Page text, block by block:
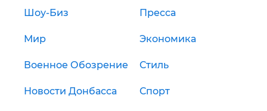
Шоу-Биз Пресса
Мир Экономика
Военное Обозрение Стиль
Новости Донбасса Спорт